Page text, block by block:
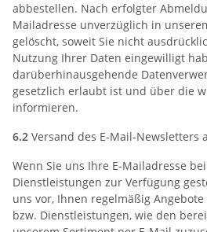
abbestellen. Nach erfolgter
Mailadresse unverzüglich in
gelöscht, soweit Sie nicht
Nutzung Ihrer Daten eingewilligt
darüberhinausgehende
gesetzlich erlaubt ist und über die
informieren.
6.2 Versand des E-Mail-Newsletters
Wenn Sie uns Ihre E-Mailadresse
Dienstleistungen zur Verfügung
uns vor, Ihnen regelmäßig
bzw. Dienstleistungen, wie den